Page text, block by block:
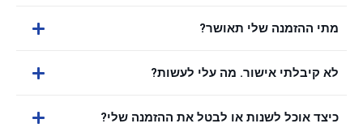
מתי ההזמנה שלי תאושר?
לא קיבלתי אישור. מה עלי לעשות?
כיצד אוכל לשנות או לבטל את ההזמנה שלי?